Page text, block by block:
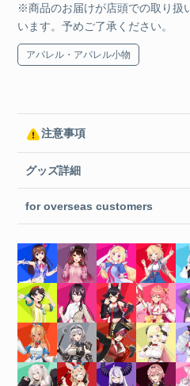
※商品のお届けが店頭での取り扱
います。予めご了承ください。
アパレル・アパレル小物
注意事項
グッズ詳細
for overseas customers